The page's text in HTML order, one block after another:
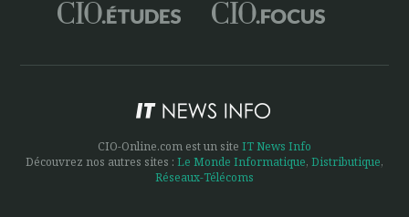
CIO-Online.com est un site IT News Info
Découvrez nos autres sites : Le Monde Informatique, Distributique,
Réseaux-Télécoms